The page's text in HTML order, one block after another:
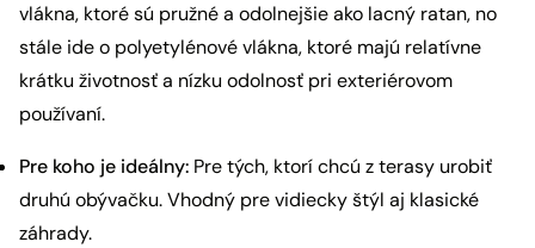
vlákna, ktoré sú pružné a odolnejšie ako lacný ratan, no
stále ide o polyetylénové vlákna, ktoré majú relatívne
krátku životnosť a nízku odolnosť pri exteriérovom
používaní.
Pre koho je ideálny: Pre tých, ktorí chcú z terasy urobiť
druhú obývačku. Vhodný pre vidiecky štýl aj klasické
záhrady.